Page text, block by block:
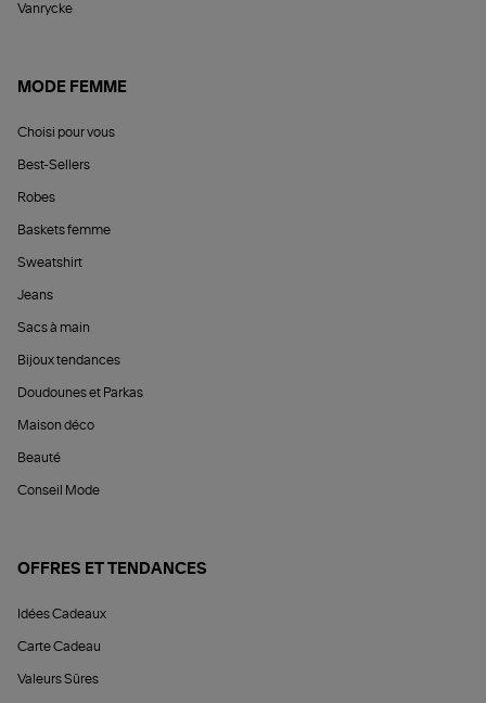
Vanrycke
MODE FEMME
Choisi pour vous
Best-Sellers
Robes
Baskets femme
Sweatshirt
Jeans
Sacs à main
Bijoux tendances
Doudounes et Parkas
Maison déco
Beauté
Conseil Mode
OFFRES ET TENDANCES
Idées Cadeaux
Carte Cadeau
Valeurs Sûres